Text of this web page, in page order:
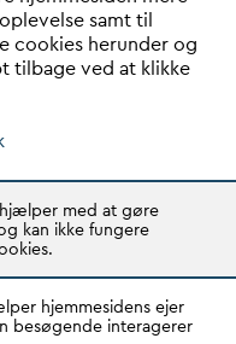
26
ivandsektoren.
budskaber taler
ressource for den
samt til
cookies herunder og
tilbage ved at klikke
med at gøre
kan ikke fungere
hjemmesidens ejer
besøgende interagerer